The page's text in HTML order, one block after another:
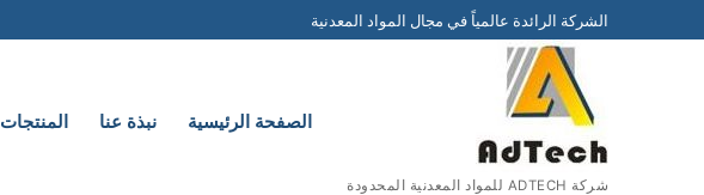
إلى
الشركة الرائدة عالمياً في مجال المواد المعدنية
شركة ADTECH للمواد المعدنية المحدودة
الصفحة الرئيسية نبذة عنا المنتجات